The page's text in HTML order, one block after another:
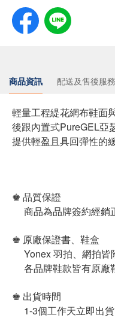
商品資訊 配送及售後服
輕量工程緹花網布鞋面
後跟內置式PureGEL亞
提供輕盈且具回彈性的
♚ 品質保證
商品為品牌簽約經銷
♚ 原廠保證書、鞋盒
Yonex 羽拍、網拍皆
各品牌鞋款皆有原廠
♚ 出貨時間
1-3個工作天立即出貨